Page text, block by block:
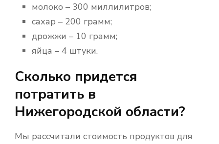
молоко – 300 миллилитров;
сахар – 200 грамм;
дрожжи – 10 грамм;
яйца – 4 штуки.
Сколько придется
потратить в
Нижегородской области?
Мы рассчитали стоимость продуктов для